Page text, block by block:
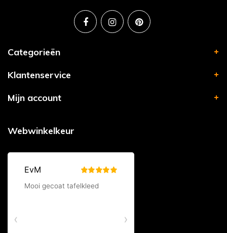
Categorieën
Klantenservice
Mijn account
Webwinkelkeur